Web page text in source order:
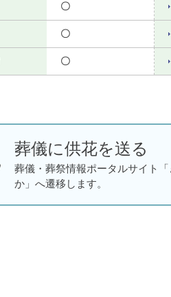
〇
〇
〇
葬儀に供花を送る
葬儀・葬祭情報ポータルサイト「
か」へ遷移します。